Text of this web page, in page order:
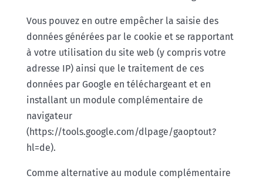
Vous pouvez en outre empêcher la saisie des
données générées par le cookie et se rapportant
à votre utilisation du site web (y compris votre
adresse IP) ainsi que le traitement de ces
données par Google en téléchargeant et en
installant un module complémentaire de
navigateur
(https://tools.google.com/dlpage/gaoptout?
hl=de).
Comme alternative au module complémentaire